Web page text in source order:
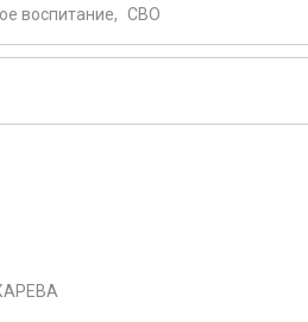
воспитание СВО